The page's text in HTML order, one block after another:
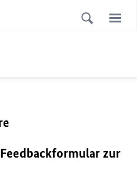
zur